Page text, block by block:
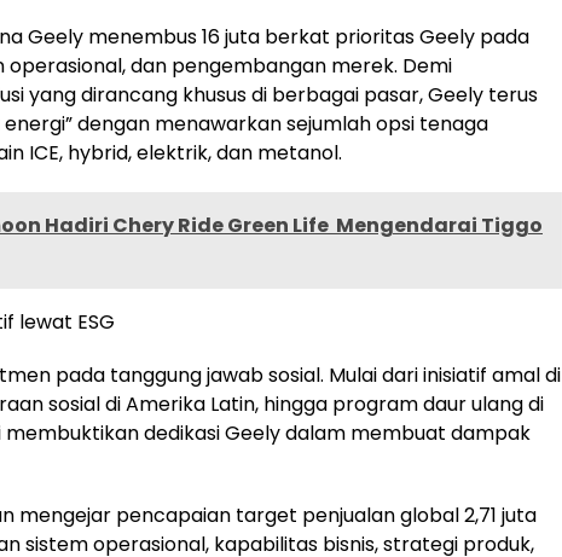
Geely menembus 16 juta berkat prioritas Geely pada
operasional, dan pengembangan merek. Demi
yang dirancang khusus di berbagai pasar, Geely terus
dengan menawarkan sejumlah opsi tenaga
ICE, hybrid, elektrik, dan metanol.
Hadiri Chery Ride Green Life Mengendarai Tiggo
lewat ESG
pada tanggung jawab sosial. Mulai dari inisiatif amal di
sosial di Amerika Latin, hingga program daur ulang di
dedikasi Geely dalam membuat dampak
mengejar pencapaian target penjualan global 2,71 juta
sistem operasional, kapabilitas bisnis, strategi produk,